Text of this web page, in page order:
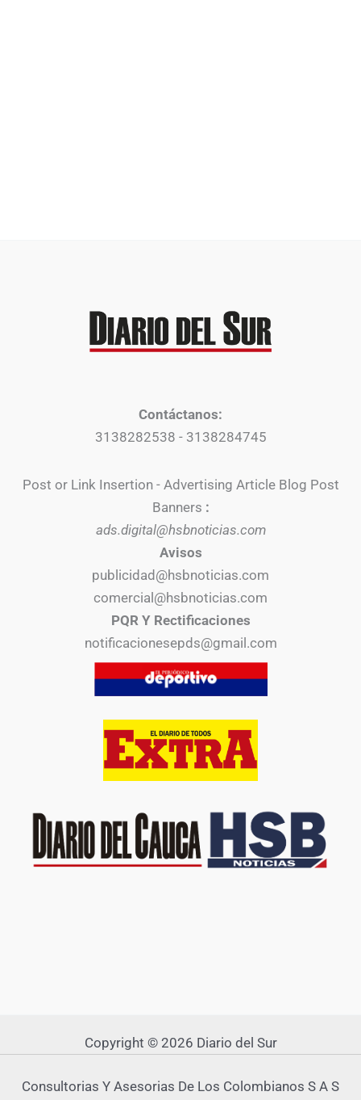
Contáctanos:
3138282538 - 3138284745
Post or Link Insertion - Advertising Article Blog Post
Banners :
ads.digital@hsbnoticias.com
Avisos
publicidad@hsbnoticias.com
comercial@hsbnoticias.com
PQR Y Rectificaciones
notificacionesepds@gmail.com
Copyright © 2026 Diario del Sur
Consultorias Y Asesorias De Los Colombianos S A S